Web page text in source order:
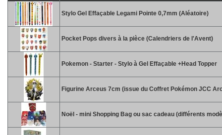
Stylo Gel Effaçable Legami Pointe 0,7mm (Aléatoire)
Pocket Pops divers à la pièce (Calendriers de l'Avent)
Pokemon - Starter - Stylo à Gel Effaçable +Head Topper
Figurine Arceus 7cm (issue du Coffret Pokémon JCC
Noël - mini Shopping Bag ou sac cadeau (différents